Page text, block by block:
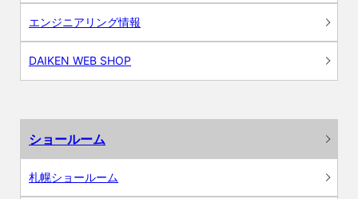
エンジニアリング情報
DAIKEN WEB SHOP
ショールーム
札幌ショールーム